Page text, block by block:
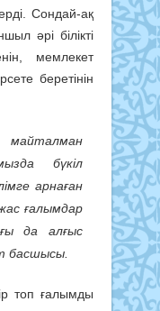
Сондай-ақ
әрі білікті
мемлекет
беретінін
бүкіл
арнаған
ғалымдар
да алғыс
басшысы.
топ ғалымды